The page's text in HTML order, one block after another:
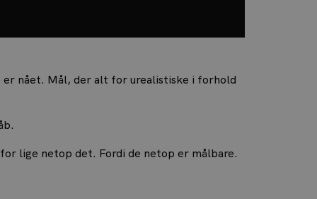
nået. Mål, der alt for urealistiske i forhold
lige netop det. Fordi de netop er målbare.